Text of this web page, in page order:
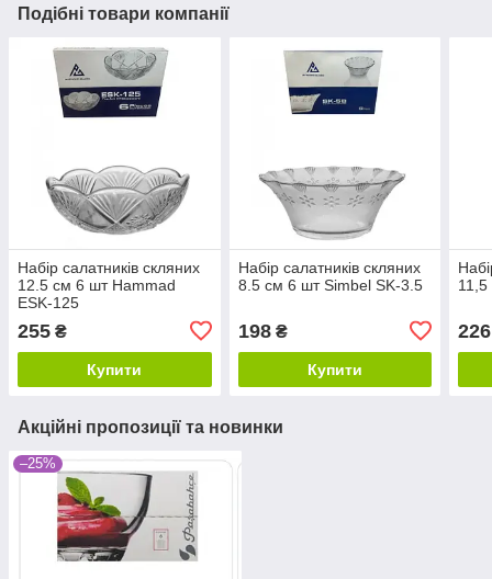
Подібні товари компанії
Набір салатників скляних
12.5 см 6 шт Hammad
ESK-125
255 ₴
Купити
Набір салатників скляних
8.5 см 6 шт Simbel SK-3.5
198₴
Купити
226
Акційні пропозиції та новинки
–25%